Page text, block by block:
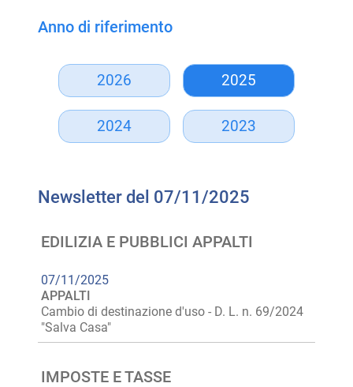
Anno di riferimento
2026 2025
2024 2023
Newsletter del 07/11/2025
EDILIZIA E PUBBLICI APPALTI
07/11/2025
APPALTI
Cambio di destinazione d'uso - D. L. n. 69/2024
"Salva Casa"
IMPOSTE E TASSE